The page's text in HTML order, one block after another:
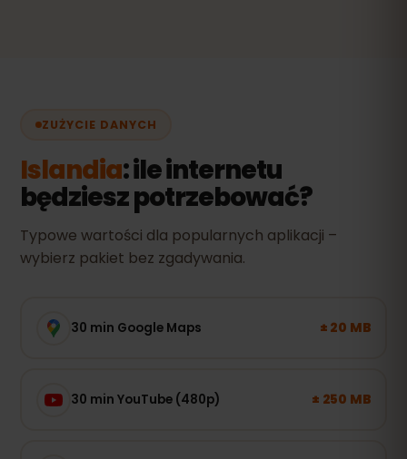
ZUŻYCIE DANYCH
Islandia: ile internetu
będziesz potrzebować?
Typowe wartości dla popularnych aplikacji –
wybierz pakiet bez zgadywania.
30 min Google Maps ± 20 MB
30 min YouTube (480p) ± 250 MB